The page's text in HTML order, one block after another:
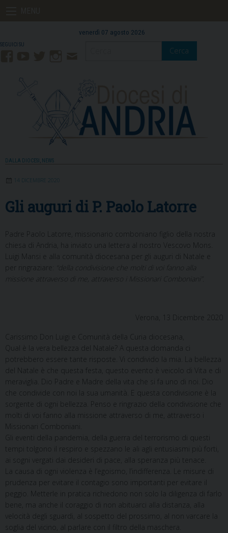
venerdì 07 agosto 2026
Mail
Cerca
DALLA DIOCESI , NEWS
14 DICEMBRE 2020
Gli auguri di P. Paolo Latorre
Padre Paolo Latorre, missionario comboniano figlio della nostra
chiesa di Andria, ha inviato una lettera al nostro Vescovo Mons.
Luigi Mansi e alla comunità diocesana per gli auguri di Natale e
per ringraziare:
missione attraverso di me, attraverso i Missionari Comboniani”.
Verona, 13 Dicembre 2020
Carissimo Don Luigi e Comunità della Curia diocesana,
Qual è la vera bellezza del Natale? A questa domanda ci
potrebbero essere tante risposte. Vi condivido la mia. La bellezza
del Natale è che questa festa, questo evento è veicolo di Vita e di
meraviglia. Dio Padre e Madre della vita che si fa uno di noi. Dio
che condivide con noi la sua umanità. E questa condivisione è la
sorgente di ogni bellezza. Penso e ringrazio della condivisione che
molti di voi fanno alla missione attraverso di me, attraverso i
Missionari Comboniani.
Gli eventi della pandemia, della guerra del terrorismo di questi
tempi tolgono il respiro e spezzano le ali agli entusiasmi più forti,
ai sogni vergati dai desideri di pace, alla speranza più tenace.
La causa di ogni violenza è l’egoismo, l’indifferenza. Le misure di
prudenza per evitare il contagio sono importanti per evitare il
peggio. Metterle in pratica richiedono non solo la diligenza di farlo
bene, ma anche il coraggio di non abituarci alla distanza, alla
velocità degli sguardi, al sospetto del prossimo, al non varcare la
soglia del vicino, al parlare con il filtro della maschera.